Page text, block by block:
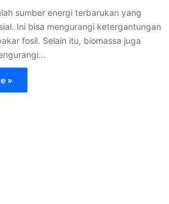
sumber energi terbarukan yang
Ini bisa mengurangi ketergantungan
fosil. Selain itu, biomassa juga
»